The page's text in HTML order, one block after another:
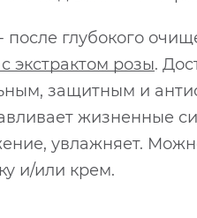
после глубокого
экстрактом розы.
защитным и
жизненные
увлажняет.
и/или крем.